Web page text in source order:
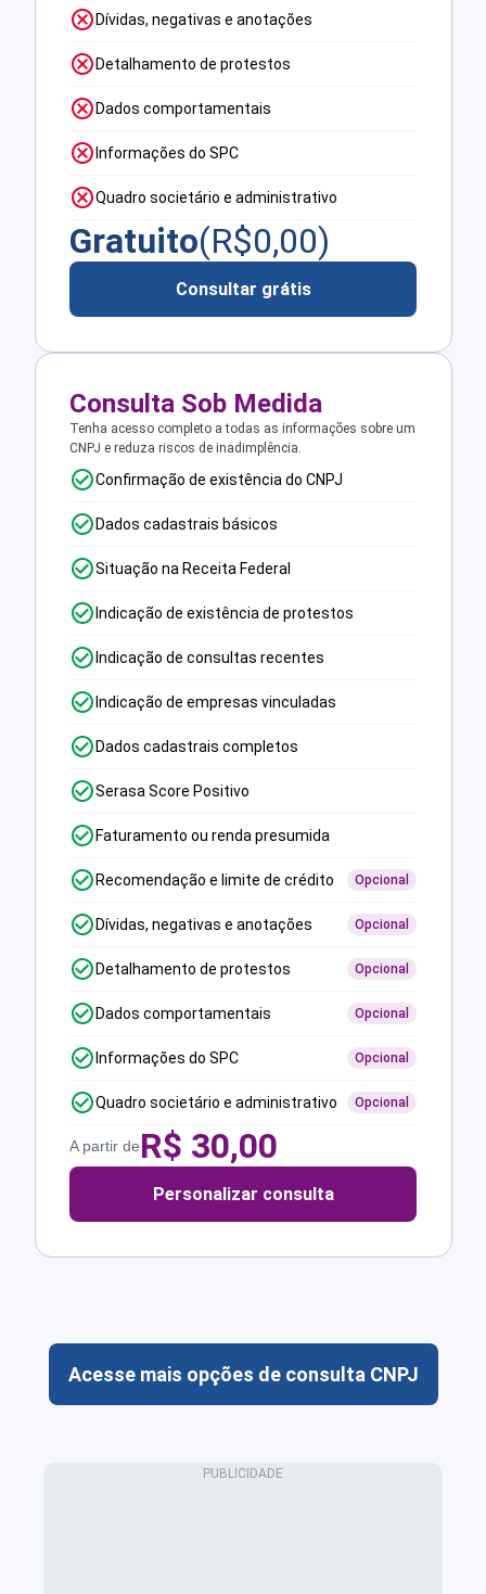
Dívidas, negativas e anotações
Detalhamento de protestos
Dados comportamentais
Informações do SPC
Quadro societário e administrativo
Gratuito(R$0,00)
Consultar grátis
Consulta Sob Medida
Tenha acesso completo a todas as informações sobre um
CNPJ e reduza riscos de inadimplência.
Confirmação de existência do CNPJ
Dados cadastrais básicos
Situação na Receita Federal
Indicação de existência de protestos
Indicação de consultas recentes
Indicação de empresas vinculadas
Dados cadastrais completos
Serasa Score Positivo
Faturamento ou renda presumida
Recomendação e limite de crédito Opcional
Dívidas, negativas e anotações Opcional
Detalhamento de protestos Opcional
Dados comportamentais Opcional
Informações do SPC Opcional
Quadro societário e administrativo Opcional
A partir deR$ 30,00
Personalizar consulta
Acesse mais opções de consulta CNPJ